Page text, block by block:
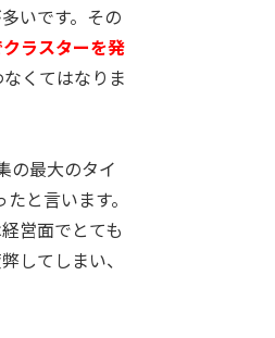
いです。その
ラスターを発
くてはなりま
の最大のタイ
と言います。
営面でとても
してしまい、